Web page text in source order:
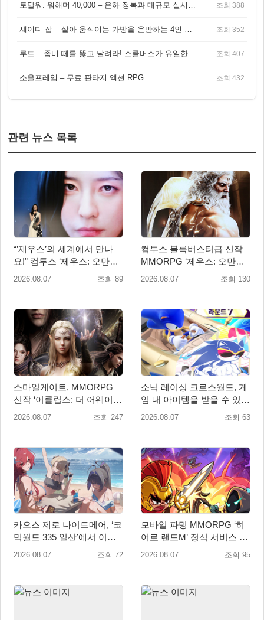
토탈워: 워해머 40,000 – 은하 정복과 대규모 실시간 전투가 결합된 전략 게임! 조회 388
셰이디 잡 – 살아 움직이는 가방을 운반하는 4인 협동 물리 어드벤처 게임 조회 352
루트 – 좀비 떼를 뚫고 달려라! 스쿨버스가 유일한 집이 되는 4인 협동 생존 게임 조회 407
소울프레임 – 무료 판타지 액션 RPG 조회 432
관련 뉴스 목록
“’제우스’의 세계에서 만나
요!” 컴투스 ‘제우스: 오만의
신’ 쇼케이스 찾은 배우 박지
2026.08.07 조회 89
컴투스 블록버스터급 신작
MMORPG ‘제우스: 오만의
신’, 8월 26일 출시!
2026.08.07 조회 130
스마일게이트, MMORPG
신작 ‘이클립스: 더 어웨이크
닝’ 9월 10일 론칭!
2026.08.07 조회 247
소닉 레이싱 크로스월드, 게
임 내 아이템을 받을 수 있는
‘레전드 대회 라운드 7’ 개최!
2026.08.07 조회 63
카오스 제로 나이트메어, ‘코
믹월드 335 일산’에서 이용
자 소통 예고
2026.08.07 조회 72
모바일 파밍 MMORPG ‘히
어로 랜드M’ 정식 서비스 돌
입
2026.08.07 조회 95